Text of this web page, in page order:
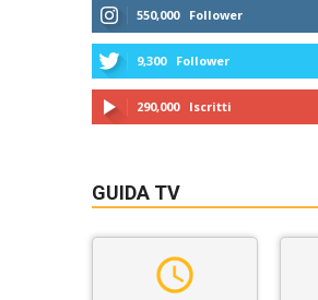
550,000 Follower
9,300 Follower
290,000 Iscritti
GUIDA TV